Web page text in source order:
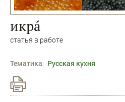
икрá
статья в работе
Тематика: Русская кухня